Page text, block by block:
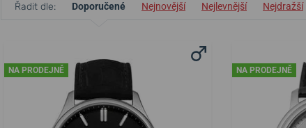
Řadit dle: Doporučené Nejnovější Nejlevnější Nejdražší
NA PRODEJNĚ NA PRODEJNĚ